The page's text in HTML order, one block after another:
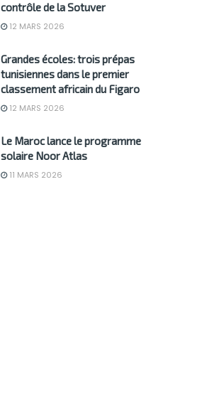
contrôle de la Sotuver
12 MARS 2026
Grandes écoles: trois prépas
tunisiennes dans le premier
classement africain du Figaro
12 MARS 2026
Le Maroc lance le programme
solaire Noor Atlas
11 MARS 2026